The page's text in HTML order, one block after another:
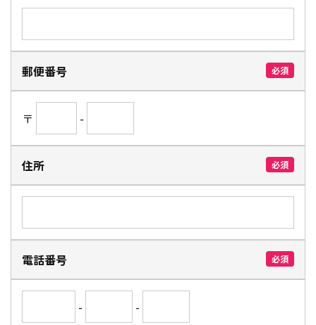
郵便番号 必須
〒 -
住所 必須
電話番号 必須
- -